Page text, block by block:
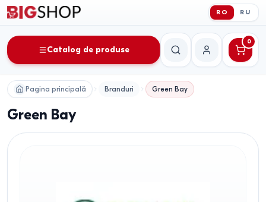
RO RU
Catalog de produse
CăutareContul meu
0
Pagina principală Branduri Green Bay
Green Bay